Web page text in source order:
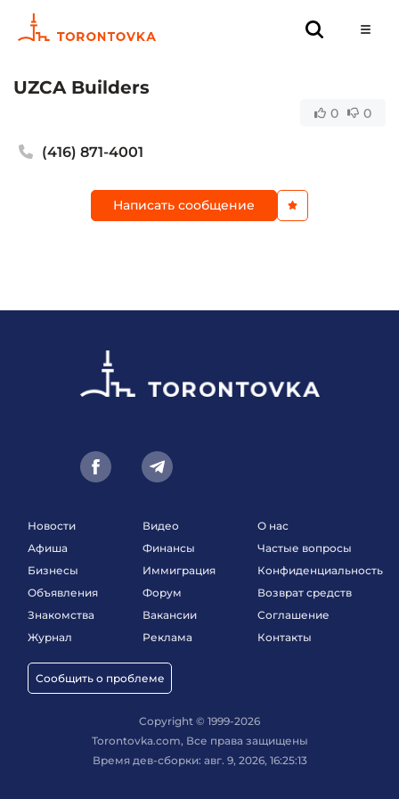
UZCA Builders
0 0
(416) 871-4001
Написать сообщение
Новости
Афиша
Бизнесы
Объявления
Знакомства
Журнал
Сообщить о проблеме
Видео
Финансы
Иммиграция
Форум
Вакансии
Реклама
О нас
Частые вопросы
Конфиденциальность
Возврат средств
Соглашение
Контакты
Copyright © 1999-2026
Torontovka.com, Все права защищены
Время дев-сборки: авг. 9, 2026, 16:25:13